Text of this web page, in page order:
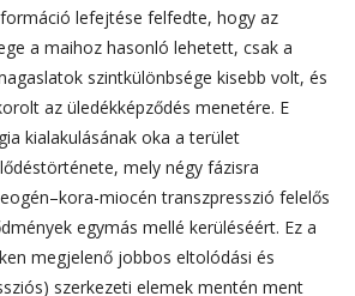
lefejtése felfedte, hogy az
a maihoz hasonló lehetett, csak a
szintkülönbsége kisebb volt, és
az üledékképződés menetére. E
kialakulásának oka a terület
mely négy fázisra
miocén transzpresszió felelős
egymás mellé kerüléséért. Ez a
megjelenő jobbos eltolódási és
szerkezeti elemek mentén ment